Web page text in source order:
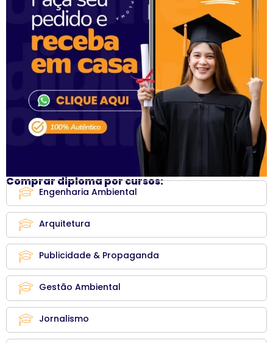
Comprar diploma por cursos:
Engenharia Ambiental
Arquitetura
Publicidade & Propaganda
Gestão Ambiental
Jornalismo